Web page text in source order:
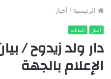
الرئيسية / أخبار
أخبار البيانات
دار ولد زيدوح /
الإعلام بالجهة